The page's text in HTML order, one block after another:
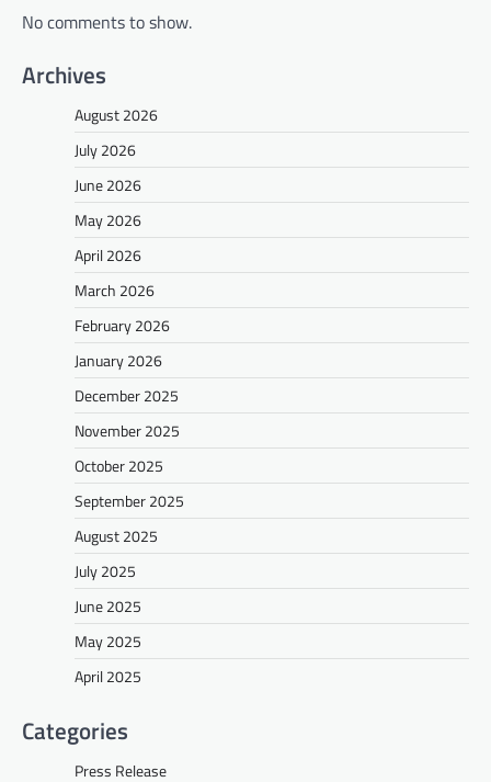
No comments to show.
Archives
August 2026
July 2026
June 2026
May 2026
April 2026
March 2026
February 2026
January 2026
December 2025
November 2025
October 2025
September 2025
August 2025
July 2025
June 2025
May 2025
April 2025
Categories
Press Release